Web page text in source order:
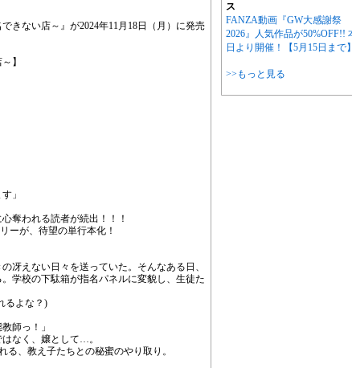
きない店～』が2024年11月18日（月）に発売
】
」
奪われる読者が続出！！！
ーが、待望の単行本化！
冴えない日々を送っていた。そんなある日、
学校の下駄箱が指名パネルに変貌し、生徒た
るよな？)
師っ！」
なく、嬢として…。
、教え子たちとの秘蜜のやり取り。
ス
FANZA動画『GW大感謝祭
2026』人気作品が50%OFF!!
日より開催！【5月15日まで】
>>もっと見る